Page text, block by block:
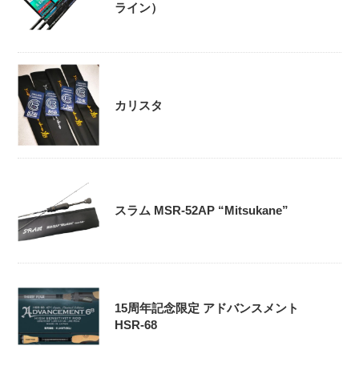
ライン）
カリスタ
スラム MSR-52AP “Mitsukane”
15周年記念限定 アドバンスメント
HSR-68